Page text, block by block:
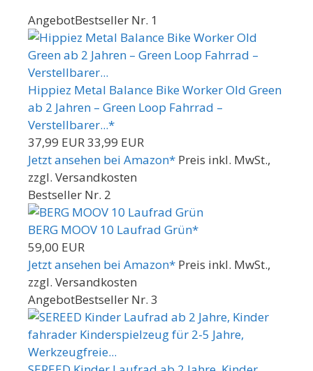
AngebotBestseller Nr. 1
Hippiez Metal Balance Bike Worker Old Green
ab 2 Jahren – Green Loop Fahrrad –
Verstellbarer...*
37,99 EUR33,99 EUR
Jetzt ansehen bei Amazon* Preis inkl. MwSt.,
zzgl. Versandkosten
Bestseller Nr. 2
BERG MOOV 10 Laufrad Grün*
59,00 EUR
Jetzt ansehen bei Amazon* Preis inkl. MwSt.,
zzgl. Versandkosten
AngebotBestseller Nr. 3